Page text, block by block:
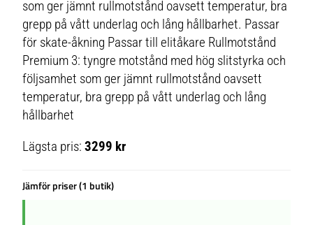
som ger jämnt rullmotstånd oavsett temperatur, bra
grepp på vått underlag och lång hållbarhet. Passar
för skate-åkning Passar till elitåkare Rullmotstånd
Premium 3: tyngre motstånd med hög slitstyrka och
följsamhet som ger jämnt rullmotstånd oavsett
temperatur, bra grepp på vått underlag och lång
hållbarhet
Lägsta pris:3299 kr
Jämför priser (1 butik)